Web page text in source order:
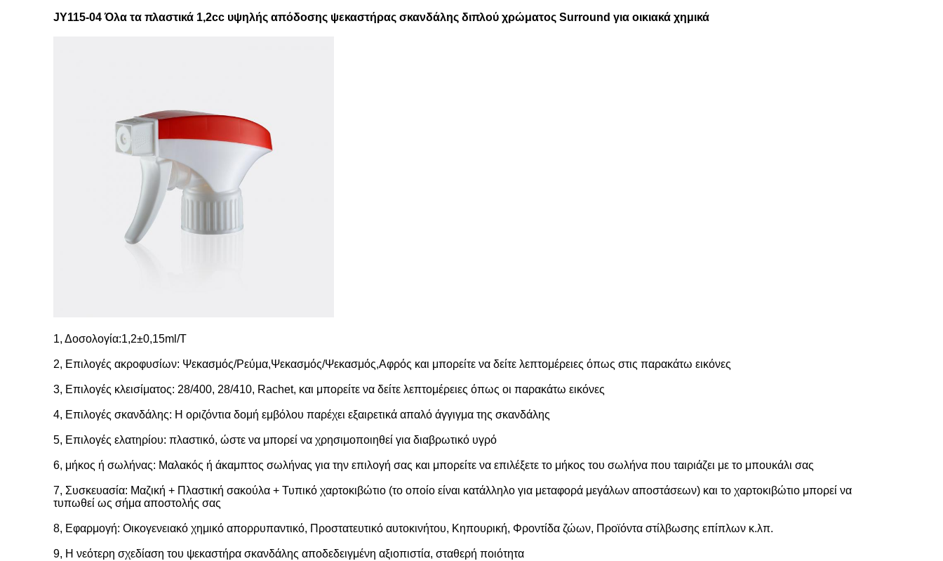
JY115-04 Όλα τα πλαστικά 1,2cc υψηλής απόδοσης ψεκαστήρας σκανδάλης διπλού χρώματος Surround για οικιακά χημικά
1, Δοσολογία:1,2±0,15ml/Τ
2, Επιλογές ακροφυσίων: Ψεκασμός/Ρεύμα,Ψεκασμός/Ψεκασμός,Αφρός και μπορείτε να δείτε λεπτομέρειες όπως στις παρακάτω εικόνες
3, Επιλογές κλεισίματος: 28/400, 28/410, Rachet, και μπορείτε να δείτε λεπτομέρειες όπως οι παρακάτω εικόνες
4, Επιλογές σκανδάλης: Η οριζόντια δομή εμβόλου παρέχει εξαιρετικά απαλό άγγιγμα της σκανδάλης
5, Επιλογές ελατηρίου: πλαστικό, ώστε να μπορεί να χρησιμοποιηθεί για διαβρωτικό υγρό
6, μήκος ή σωλήνας: Μαλακός ή άκαμπτος σωλήνας για την επιλογή σας και μπορείτε να επιλέξετε το μήκος του σωλήνα που ταιριάζει με το μπουκάλι σας
7, Συσκευασία: Μαζική + Πλαστική σακούλα + Τυπικό χαρτοκιβώτιο (το οποίο είναι κατάλληλο για μεταφορά μεγάλων αποστάσεων) και το χαρτοκιβώτιο μπορεί να
τυπωθεί ως σήμα αποστολής σας
8, Εφαρμογή: Οικογενειακό χημικό απορρυπαντικό, Προστατευτικό αυτοκινήτου, Κηπουρική, Φροντίδα ζώων, Προϊόντα στίλβωσης επίπλων κ.λπ.
9, Η νεότερη σχεδίαση του ψεκαστήρα σκανδάλης αποδεδειγμένη αξιοπιστία, σταθερή ποιότητα